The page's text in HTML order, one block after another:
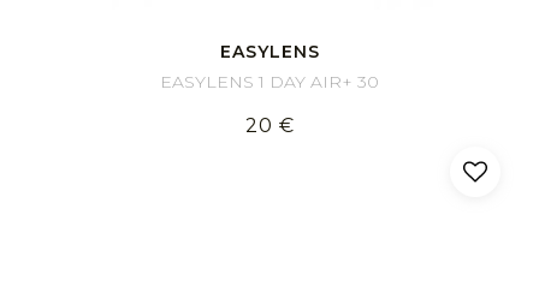
EASYLENS
EASYLENS 1 DAY AIR+ 30
20 €